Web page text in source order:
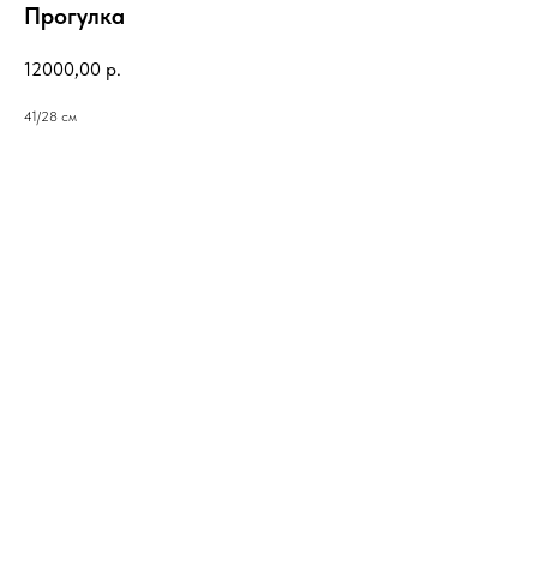
Прогулка
12000,00 р.
41/28 см